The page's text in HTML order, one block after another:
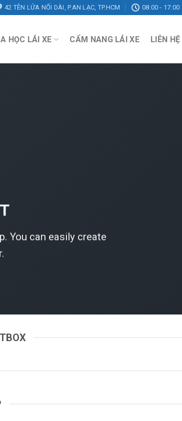
42 TÊN LỬA NỐI DÀI, P.AN LẠC, TP.HCM 08:00 - 17:00
HỌC LÁI XE CẨM NANG LÁI XE LIÊN HỆ
You can easily create